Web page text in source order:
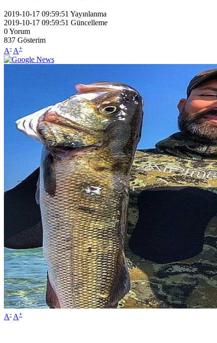
2019-10-17 09:59:51 Yayınlanma
2019-10-17 09:59:51 Güncelleme
0Yorum
837 Gösterim
A- A+
A- A+